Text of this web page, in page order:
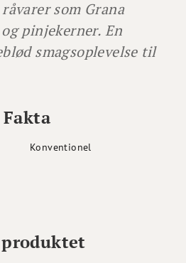
som Grana
pinjekerner. En
smagsoplevelse til
Konventionel
Fakta
produktet